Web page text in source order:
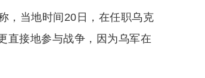
，当地时间20日，在任职乌克
直接地参与战争，因为乌军在